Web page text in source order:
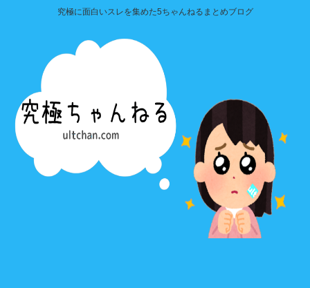
究極に面白いスレを集めた5ちゃんねるまとめブログ